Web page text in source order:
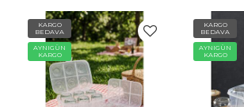
KARGO
BEDAVA
AYNIGÜN
KARGO
KARGO
BEDAVA
AYNIGÜN
KARGO